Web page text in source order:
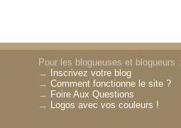
Pour les blogueuses et blogueurs :
→ Inscrivez votre blog
→Comment fonctionne le site ?
→ Foire Aux Questions
→ Logos avec vos couleurs !